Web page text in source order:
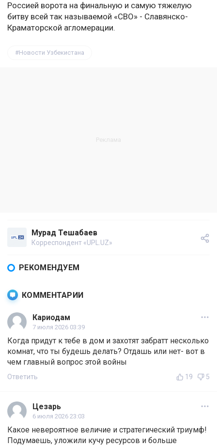
Россией ворота на финальную и самую тяжелую
битву всей так называемой «СВО» - Славянско-
Краматорской агломерации.
Новости Узбекистана
Мурад Тешабаев
Корреспондент «UPL.UZ»
РЕКОМЕНДУЕМ
КОММЕНТАРИИ
Кариодам
7 июля 2026 03:39
Когда придут к тебе в дом и захотят забратт несколько
комнат, что ты будешь делать? Отдашь или нет- вот в
чем главный вопрос этой войны
Ответить 19 5
Цезарь
6 июля 2026 23:03
Какое невероятное величие и стратегический триумф!
Подумаешь, уложили кучу ресурсов и больше